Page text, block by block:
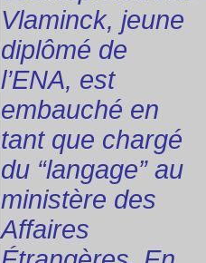
Vlaminck, jeune
diplômé de
l’ENA, est
embauché en
tant que chargé
du “langage” au
ministère des
Affaires